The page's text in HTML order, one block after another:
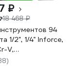
₽
18 468 ₽
94
1/2", 1/4" Inforce,
V,
06-07-